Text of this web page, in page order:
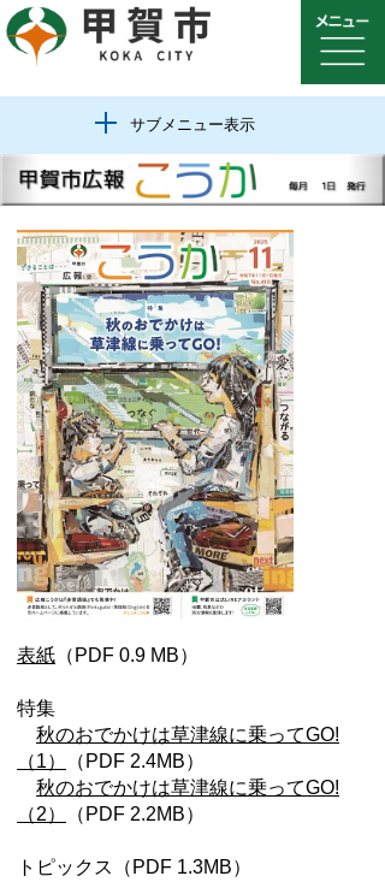
サブメニュー表示
表紙 （PDF 0.9 MB）
特集
秋のおでかけは草津線に乗ってGO!
（1）
（PDF 2.4MB）
秋のおでかけは草津線に乗ってGO!
（2）
（PDF 2.2MB）
トピックス（PDF 1.3MB）